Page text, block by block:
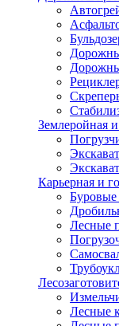
Землеройная
Карьерная и
Буровые
Лесные
Лесные